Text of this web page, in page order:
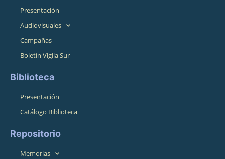
Presentación
Audiovisuales
Campañas
Boletín Vigila Sur
Biblioteca
Presentación
Catálogo Biblioteca
Repositorio
Memorias